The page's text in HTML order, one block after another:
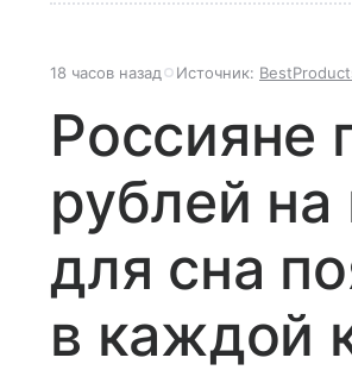
18 часов назад Источник:
Россияне
рублей
для сна
в каждой